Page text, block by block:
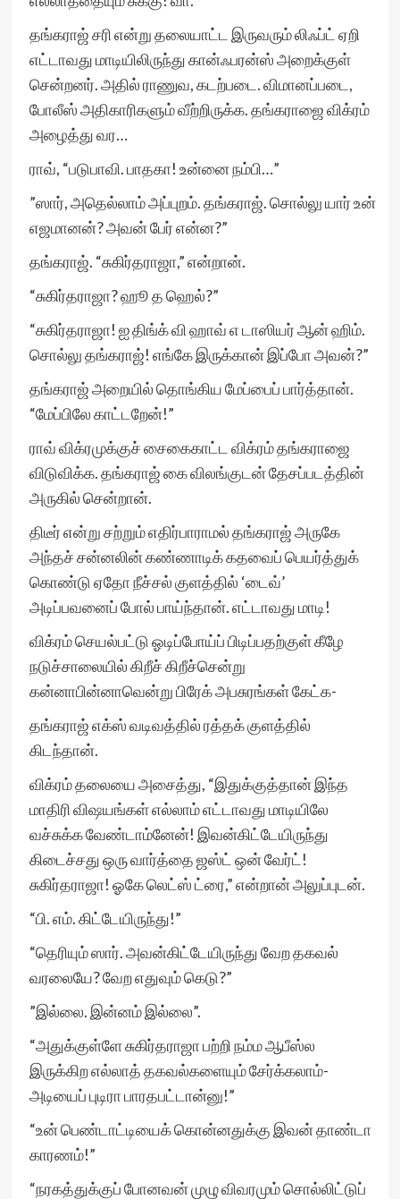
தங்கராஜ் சரி என்று தலையாட்ட இருவரும் லிஃப்ட் ஏறி
எட்டாவது மாடியிலிருந்து கான்ஃபரன்ஸ் அறைக்குள்
சென்றனர். அதில் ராணுவ, கடற்படை. விமானப்படை,
போலீஸ் அதிகாரிகளும் வீற்றிருக்க. தங்கராஜை விக்ரம்
அழைத்து வர…
ராவ், “படுபாவி. பாதகா! உன்னை நம்பி…”
”ஸார், அதெல்லாம் அப்புறம். தங்கராஜ். சொல்லு யார் உன்
எஜமானன்? அவன் பேர் என்ன?”
தங்கராஜ். “சுகிர்தராஜா,” என்றான்.
“சுகிர்தராஜா? ஹூ த ஹெல்?”
“சுகிர்தராஜா! ஐ திங்க் வி ஹாவ் எ டாஸியர் ஆன் ஹிம்.
சொல்லு தங்கராஜ்! எங்கே இருக்கான் இப்போ அவன்?”
தங்கராஜ் அறையில் தொங்கிய மேப்பைப் பார்த்தான்.
“மேப்பிலே காட்டறேன்!”
ராவ் விக்ரமுக்குச் சைகைகாட்ட விக்ரம் தங்கராஜை
விடுவிக்க. தங்கராஜ் கை விலங்குடன் தேசப்படத்தின்
அருகில் சென்றான்.
திடீர் என்று சற்றும் எதிர்பாராமல் தங்கராஜ் அருகே
அந்தச் சன்னலின் கண்ணாடிக் கதவைப் பெயர்த்துக்
கொண்டு ஏதோ நீச்சல் குளத்தில் ‘டைவ்’
அடிப்பவனைப் போல் பாய்ந்தான். எட்டாவது மாடி!
விக்ரம் செயல்பட்டு ஓடிப்போய்ப் பிடிப்பதற்குள் கீழே
நடுச்சாலையில் கிறீச் கிறீச்சென்று
கன்னாபின்னாவென்று பிரேக் அபசுரங்கள் கேட்க-
தங்கராஜ் எக்ஸ் வடிவத்தில் ரத்தக் குளத்தில்
கிடந்தான்.
விக்ரம் தலையை அசைத்து, “இதுக்குத்தான் இந்த
மாதிரி விஷயங்கள் எல்லாம் எட்டாவது மாடியிலே
வச்சுக்க வேண்டாம்னேன்! இவன்கிட்டேயிருந்து
கிடைச்சது ஒரு வார்த்தை ஜஸ்ட் ஒன் வேர்ட்!
சுகிர்தராஜா! ஓகே லெட்ஸ் ட்ரை,” என்றான் அலுப்புடன்.
“பி. எம். கிட்டேயிருந்து!”
“தெரியும் ஸார். அவன்கிட்டேயிருந்து வேற தகவல்
வரலையே? வேற எதுவும் கெடு?”
”இல்லை. இன்னம் இல்லை”.
“அதுக்குள்ளே சுகிர்தராஜா பற்றி நம்ம ஆபீஸ்ல
இருக்கிற எல்லாத் தகவல்களையும் சேர்க்கலாம்-
அடியைப் புடிரா பாரதபட்டான்னு!”
“உன் பெண்டாட்டியைக் கொன்னதுக்கு இவன் தாண்டா
காரணம்!”
“நரகத்துக்குப் போனவன் முழு விவரமும் சொல்லிட்டுப்